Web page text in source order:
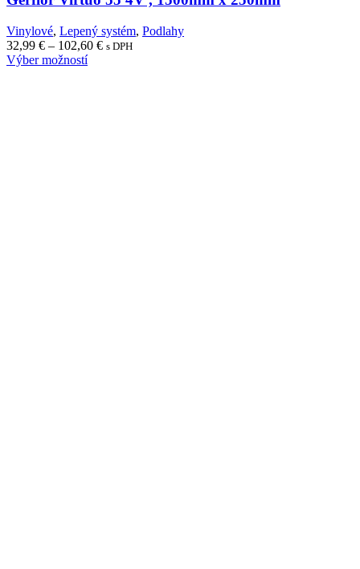
Vinylové, Lepený systém, Podlahy
32,99 € – 102,60 €Price
s DPH
Výber možností